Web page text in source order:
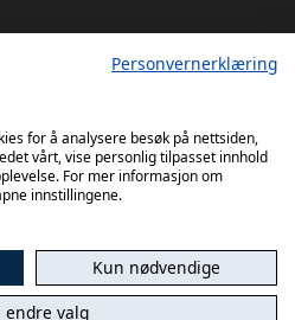
Personvernerklæring
for å analysere besøk på nettsiden,
vårt, vise personlig tilpasset innhold
For mer informasjon om
innstillingene.
Kun nødvendige
endre valg